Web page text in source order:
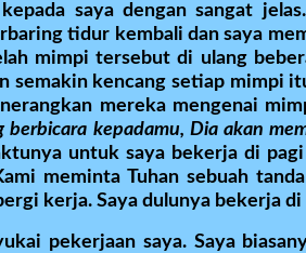
saya dengan sangat
tidur kembali dan saya
mimpi tersebut di ulang
semakin kencang setiap mimpi
mereka mengenai
berbicara kepadamu, Dia akan
untuk saya bekerja di
meminta Tuhan sebuah
kerja. Saya dulunya bekerja
pekerjaan saya. Saya